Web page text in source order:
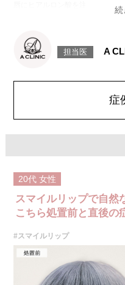
唇にヒアルロン酸を注入し、ボ
施術時間：約15～20分程
リスク、副作用：腫れ、赤み、
ほどお控えください。ボトック
費用：レスチレン 68,900円(税込)
担当医 A
症
20代 女性
スマイルリップで自然
こちら処置前と直後の
#スマイルリップ